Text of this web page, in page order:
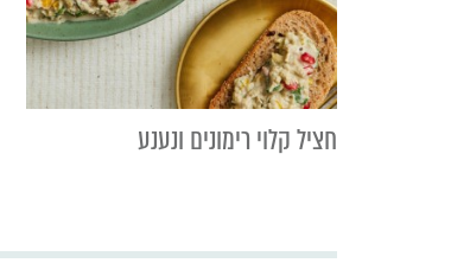
חציל קלוי רימונים ונענע